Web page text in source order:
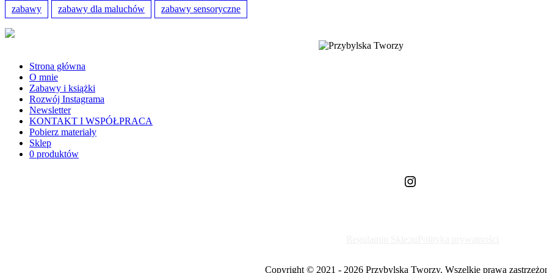
zabawy zabawy dla maluchów zabawy sensoryczne
Strona główna
O mnie
Zabawy i książki
Rozwój Instagrama
Newsletter
KONTAKT I WSPÓŁPRACA
Pobierz materiały
Sklep
0 produktów
Instagram
Copyright © 2021 - 2026 Przybylska Tworzy. Wszelkie prawa